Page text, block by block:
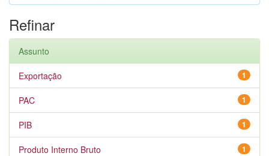
Refinar
Assunto
1
Exportação
1
PAC
1
PIB
1
Produto Interno Bruto